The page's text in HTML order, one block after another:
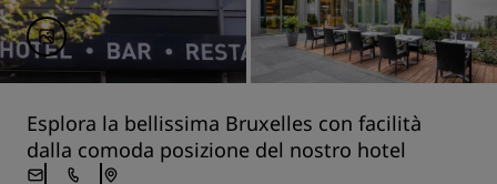
Esplora la bellissima Bruxelles con facilità
dalla comoda posizione del nostro hotel